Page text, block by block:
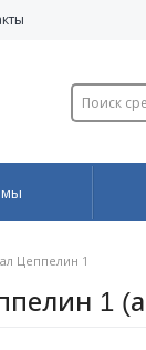
Цеппелин 1
1